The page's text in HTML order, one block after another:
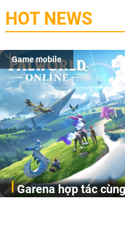
HOT NEWS
Game mobile
Garena hợp tác